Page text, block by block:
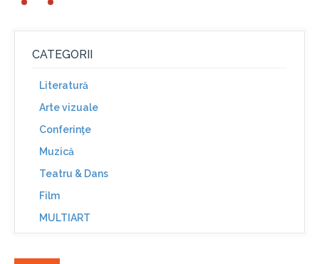
CATEGORII
Literatură
Arte vizuale
Conferinţe
Muzică
Teatru & Dans
Film
MULTIART